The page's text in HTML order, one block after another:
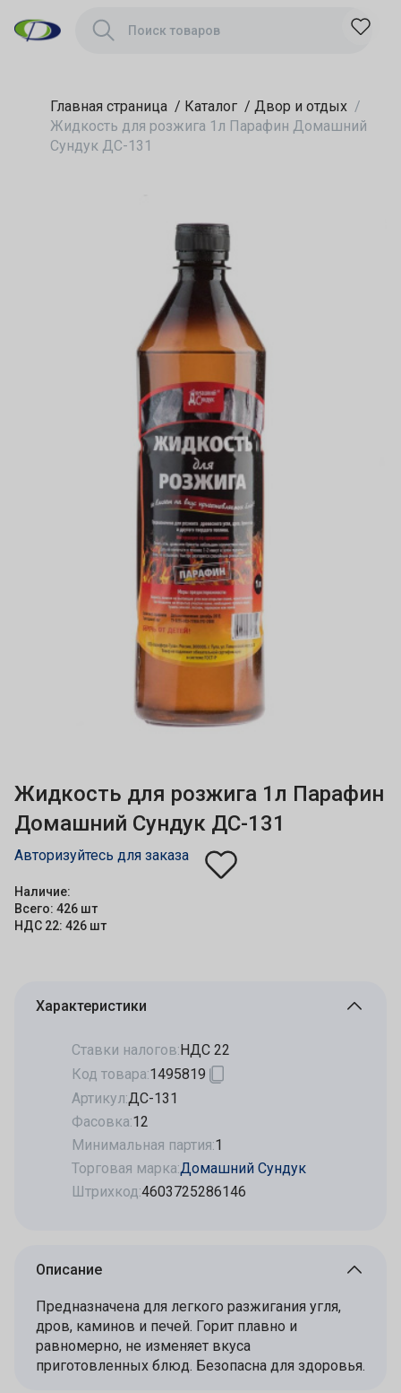
Главная страница / Каталог / Двор и отдых /
Жидкость для розжига 1л Парафин Домашний
Сундук ДС-131
Жидкость для розжига 1л Парафин
Домашний Сундук ДС-131
Авторизуйтесь для заказа
Наличие:
Всего: 426 шт
НДС 22: 426 шт
Характеристики
Ставки налогов:НДС 22
Код товара:1495819
Артикул:ДС-131
Фасовка:12
Минимальная партия:1
Торговая марка:Домашний Сундук
Штрихкод:4603725286146
Описание
Предназначена для легкого разжигания угля,
дров, каминов и печей. Горит плавно и
равномерно, не изменяет вкуса
приготовленных блюд. Безопасна для здоровья.